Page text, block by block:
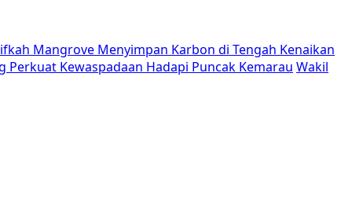
Mangrove Menyimpan Karbon di Tengah Kenaikan
Perkuat Kewaspadaan Hadapi Puncak Kemarau Wakil